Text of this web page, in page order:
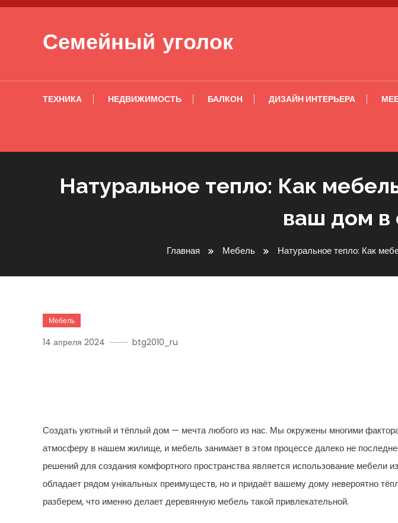
Перейти к содержимому
Семейный уголок
ТЕХНИКА НЕДВИЖИМОСТЬ БАЛКОН ДИЗАЙН ИНТЕРЬЕРА
Натуральное тепло: Как
ваш дом в
Главная Мебель Натуральное тепло: Как
Мебель
14 апреля 2024 btg2010_ru
Создать уютный и тёплый дом — мечта любого из нас. Мы окружены многими
атмосферу в нашем жилище, и мебель занимает в этом процессе далеко не
решений для создания комфортного пространства является использование мебели
обладает рядом унікальных преимуществ, но и придаёт вашему дому невероятно
разберем, что именно делает деревянную мебель такой привлекательной.